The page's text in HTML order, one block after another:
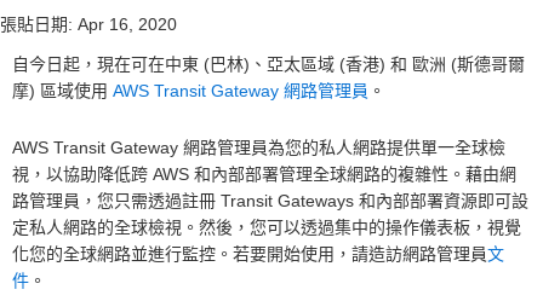
張貼日期: Apr 16, 2020
自今日起，現在可在中東 (巴林)、亞太區域 (香港) 和 歐洲 (斯德哥爾
摩) 區域使用 AWS Transit Gateway 網路管理員 。
AWS Transit Gateway 網路管理員為您的私人網路提供單一全球檢
視，以協助降低跨 AWS 和內部部署管理全球網路的複雜性。藉由網
路管理員，您只需透過註冊 Transit Gateways 和內部部署資源即可設
定私人網路的全球檢視。然後，您可以透過集中的操作儀表板，視覺
化您的全球網路並進行監控。若要開始使用，請造訪網路管理員文
件 。